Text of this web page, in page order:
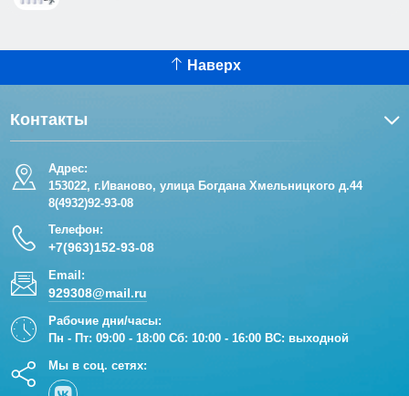
Наверх
Контакты
Адрес:
153022, г.Иваново, улица Богдана Хмельницкого д.44
8(4932)92-93-08
Телефон:
+7(963)152-93-08
Email:
929308@mail.ru
Рабочие дни/часы:
Пн - Пт: 09:00 - 18:00 Сб: 10:00 - 16:00 ВС: выходной
Мы в соц. сетях: